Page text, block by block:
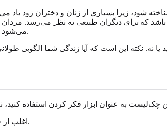
شود، زیرا بسیاری از زنان و دختران زود یاد
که برای دیگران طبیعی به نظر می‌رسد. مردان
می‌شود که ویژگی‌ها به درون‌گرایی، لجاجت، اضطراب، تمرکز فنی یا ناپختگی اجتماعی نسبت داده می‌شوند.
یا نه. نکته این است که آیا زندگی شما الگویی
اغلب از قواعد اجتماعی نانوشته، اشاره‌های غیرمستقیم یا پویایی‌های گروهی در حال تغییر گیج می‌شوم.